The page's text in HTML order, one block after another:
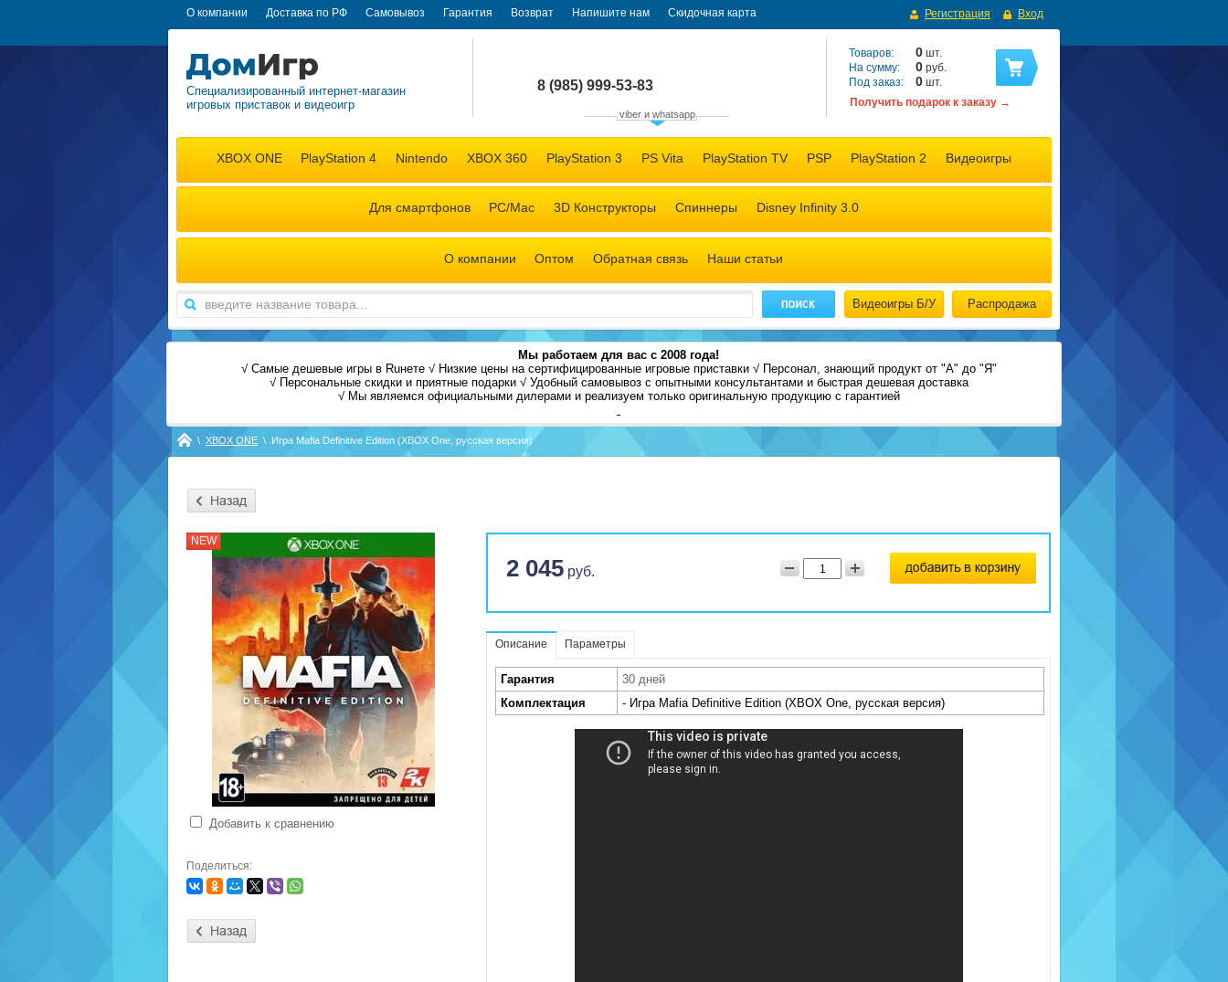
Регистрация Вход
О компании Доставка по РФ Самовывоз Гарантия Возврат Напишите нам Скидочная карта
Специализированный интернет-магазин
игровых приставок и видеоигр
8 (985) 999-53-83
+7 (985) 999-53-83 (мессенджеры)
viber и whatsapp
Товаров: 0 шт.
На сумму:
0 руб.
Под заказ:
0 шт.
Получить подарок к заказу →
XBOX ONE PlayStation 4 Nintendo XBOX 360 PlayStation 3 PS Vita PlayStation TV PSP PlayStation 2 Видеоигры
Для смартфонов PC/Mac 3D Конструкторы Спиннеры Disney Infinity 3.0
О компании Оптом Обратная связь Наши статьи
Распродажа
Видеоигры Б/У
Мы работаем для вас с 2008 года!
√Самые дешевые игры в Ruнете √Низкие цены на сертифицированныеигровые приставки √Персонал, знающий продукт от "А" до "Я"
√Персональные скидки и приятные подарки √Удобный самовывоз с опытными консультантами и быстрая дешевая доставка
√Мы являемся официальными дилерами и реализуем только оригинальную продукцию с гарантией
\ XBOX ONE \ Игра Mafia Definitive Edition (XBOX One, русская версия)
Добавить к сравнению
NEW
Поделиться:
2 045 руб.
Описание Параметры
Гарантия
30 дней
Комплектация
- Игра Mafia Definitive Edition (XBOX One, русская версия)